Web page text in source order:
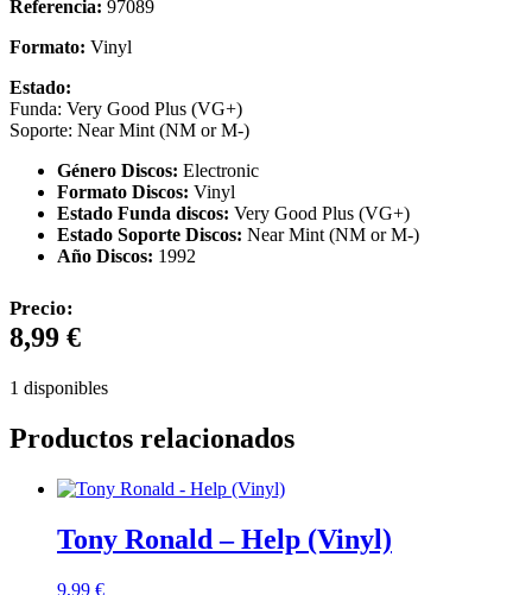
Referencia: 97089
Formato: Vinyl
Estado:
Funda: Very Good Plus (VG+)
Soporte: Near Mint (NM or M-)
Género Discos: Electronic
Formato Discos: Vinyl
Estado Funda discos: Very Good Plus (VG+)
Estado Soporte Discos: Near Mint (NM or M-)
Año Discos: 1992
Precio:
8,99 €
1 disponibles
Productos relacionados
Tony Ronald – Help (Vinyl)
9,99 €